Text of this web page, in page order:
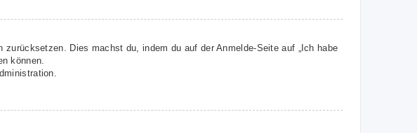
Dies machst du, indem du auf der Anmelde-Seite auf „Ich habe
können.